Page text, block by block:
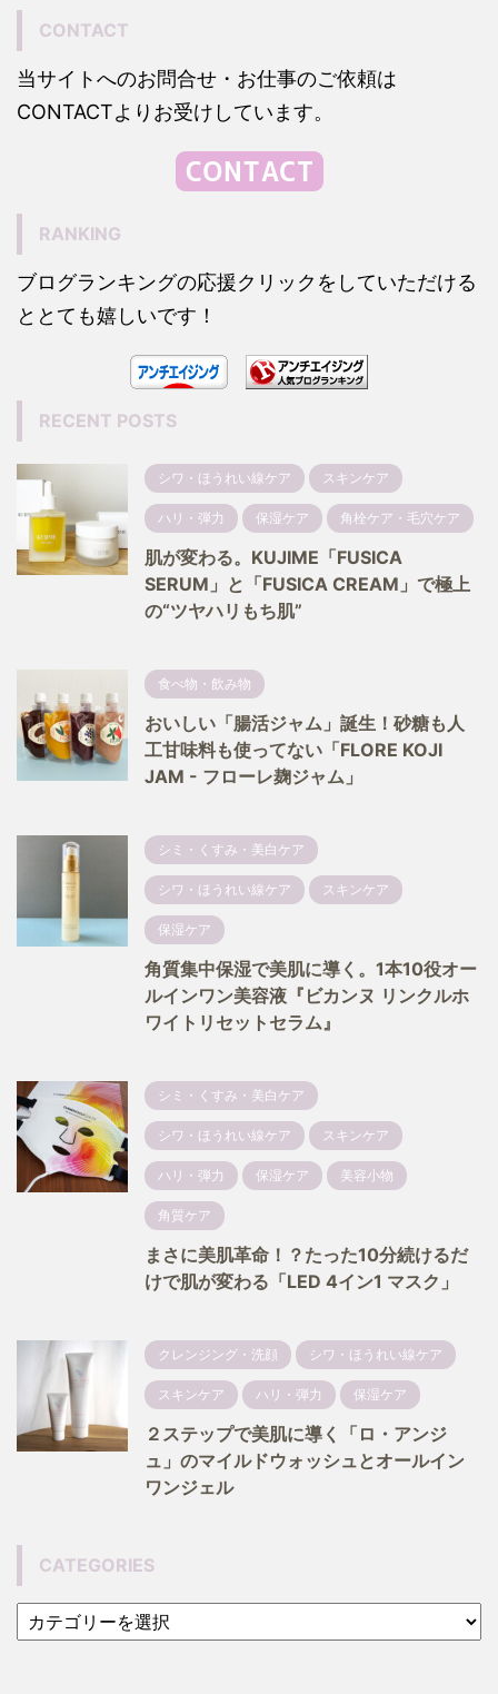
CONTACT
当サイトへのお問合せ・お仕事のご依頼は
CONTACTよりお受けしています。
RANKING
ブログランキングの応援クリックをしていただける
ととても嬉しいです！
RECENT POSTS
シワ・ほうれい線ケア スキンケア
ハリ・弾力 保湿ケア 角栓ケア・毛穴ケア
肌が変わる。KUJIME「FUSICA
SERUM」と「FUSICA CREAM」で極上
の“ツヤハリもち肌”
食べ物・飲み物
おいしい「腸活ジャム」誕生！砂糖も人
工甘味料も使ってない「FLORE KOJI
JAM - フローレ麹ジャム」
シミ・くすみ・美白ケア
シワ・ほうれい線ケア スキンケア
保湿ケア
角質集中保湿で美肌に導く。1本10役オー
ルインワン美容液『ビカンヌ リンクルホ
ワイトリセットセラム』
シミ・くすみ・美白ケア
シワ・ほうれい線ケア スキンケア
ハリ・弾力 保湿ケア 美容小物
角質ケア
まさに美肌革命！？たった10分続けるだ
けで肌が変わる「LED 4イン1 マスク」
クレンジング・洗顔 シワ・ほうれい線ケア
スキンケア ハリ・弾力 保湿ケア
２ステップで美肌に導く「ロ・アンジ
ュ」のマイルドウォッシュとオールイン
ワンジェル
CATEGORIES